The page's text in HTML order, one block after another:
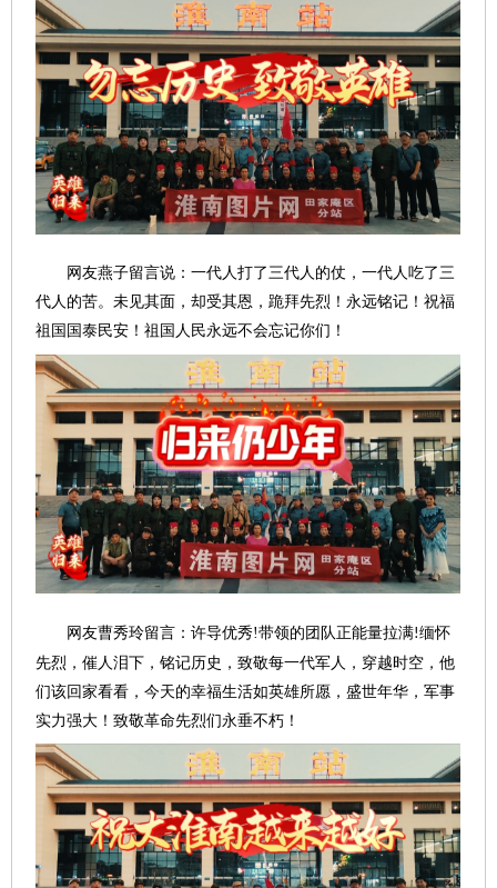
网友燕子留言说：一代人打了三代人的仗，一代人吃了三
代人的苦。未见其面，却受其恩，跪拜先烈！永远铭记！祝福
祖国国泰民安！祖国人民永远不会忘记你们！
网友曹秀玲留言：许导优秀!带领的团队正能量拉满!缅怀
先烈，催人泪下，铭记历史，致敬每一代军人，穿越时空，他
们该回家看看，今天的幸福生活如英雄所愿，盛世年华，军事
实力强大！致敬革命先烈们永垂不朽！